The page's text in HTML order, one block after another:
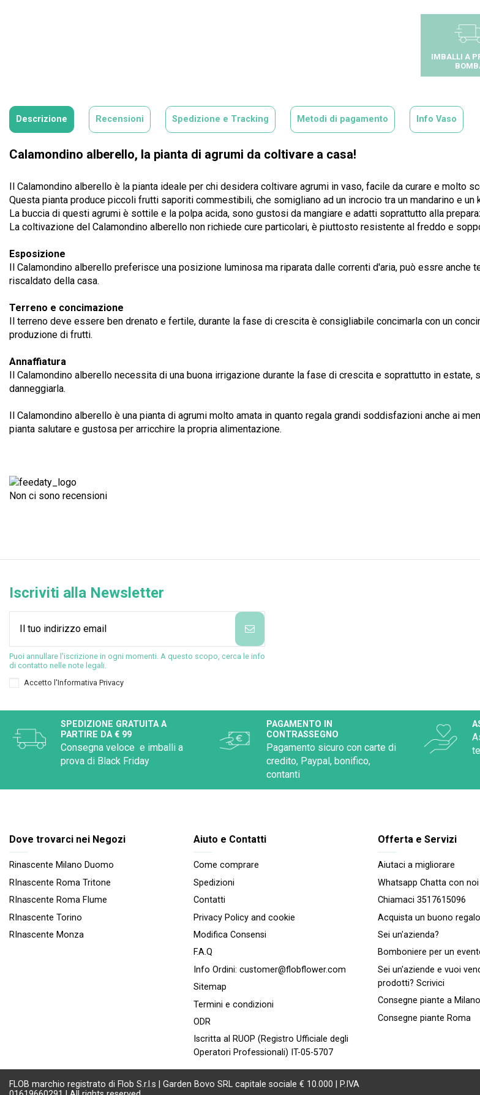
IMBALLI A
Descrizione Recensioni Spedizione e Tracking Metodi di pagamento Info Vaso
Calamondino alberello, la pianta di agrumi da coltivare a casa!
Il Calamondino alberello è la pianta ideale per chi desidera coltivare agrumi in vaso, facile da curare e molto
Questa pianta produce piccoli frutti saporiti commestibili, che somigliano ad un incrocio tra un mandarino e
La buccia di questi agrumi è sottile e la polpa acida, sono gustosi da mangiare e adatti soprattutto alla
La coltivazione del Calamondino alberello non richiede cure particolari, è piuttosto resistente al freddo e
Esposizione
Il Calamondino alberello preferisce una posizione luminosa ma riparata dalle correnti d'aria, può essre
riscaldato della casa.
Terreno e concimazione
Il terreno deve essere ben drenato e fertile, durante la fase di crescita è consigliabile concimarla con un
produzione di frutti.
Annaffiatura
Il Calamondino alberello necessita di una buona irrigazione durante la fase di crescita e soprattutto in
danneggiarla.
Il Calamondino alberello è una pianta di agrumi molto amata in quanto regala grandi soddisfazioni anche ai
pianta salutare e gustosa per arricchire la propria alimentazione.
Non ci sono recensioni
Iscriviti alla Newsletter
Puoi annullare l'iscrizione in ogni momenti. A questo scopo, cerca le info
di contatto nelle note legali.
Accetto l'Informativa Privacy
SPEDIZIONE GRATUITA A
PARTIRE DA € 99
Consegna veloce e imballi a
prova di Black Friday
PAGAMENTO IN
CONTRASSEGNO
Pagamento sicuro con carte di
credito, Paypal, bonifico,
contanti
Dove trovarci nei Negozi
Rinascente Milano Duomo
RInascente Roma Tritone
RInascente Roma FIume
RInascente Torino
RInascente Monza
Aiuto e Contatti
Come comprare
Spedizioni
Contatti
Privacy Policy and cookie
Modifica Consensi
F.A.Q
Info Ordini: customer@flobflower.com
Sitemap
Termini e condizioni
ODR
Iscritta al RUOP (Registro Ufficiale degli
Operatori Professionali) IT-05-5707
Offerta e Servizi
Aiutaci a migliorare
Whatsapp Chatta con noi
Chiamaci 3517615096
Acquista un buono regalo
Sei un'azienda?
Bomboniere per un
Sei un'aziende e vuoi
prodotti? Scrivici
Consegne piante a Milano
Consegne piante Roma
FLOB marchio registrato di Flob S.r.l.s | Garden Bovo SRL capitale sociale € 10.000 | P.IVA